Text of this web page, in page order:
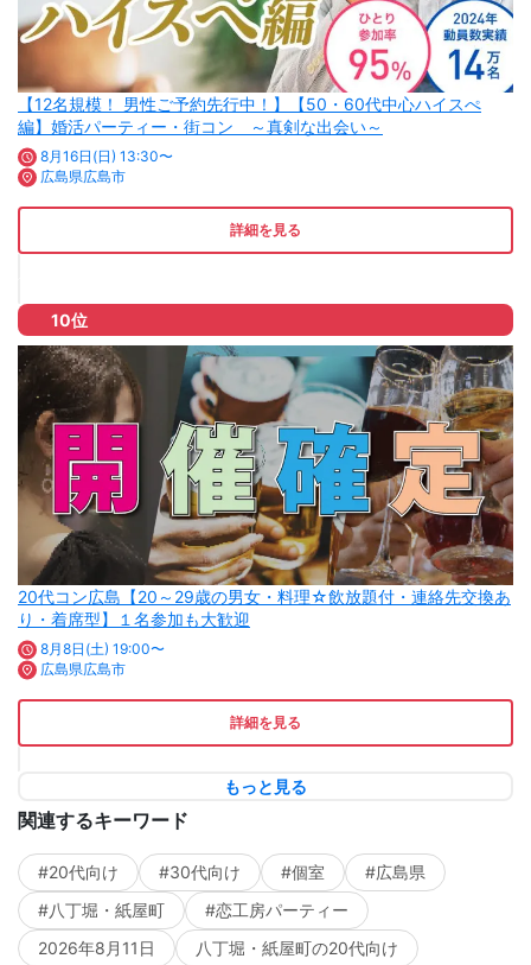
【12名規模！ 男性ご予約先行中！】【50・60代中心ハイスぺ
編】婚活パーティー・街コン ～真剣な出会い～
8月16日(日) 13:30〜
広島県広島市
詳細を見る
10位
20代コン広島【20～29歳の男女・料理☆飲放題付・連絡先交換あ
り・着席型】１名参加も大歓迎
8月8日(土) 19:00〜
広島県広島市
詳細を見る
もっと見る
関連するキーワード
#20代向け #30代向け #個室
#広島県
#八丁堀・紙屋町
#恋工房パーティー
2026年8月11日
八丁堀・紙屋町の20代向け